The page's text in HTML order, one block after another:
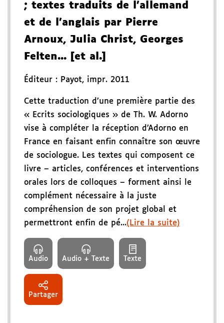
; textes traduits de l'allemand
et de l'anglais par Pierre
Arnoux, Julia Christ, Georges
Felten... [et al.]
Éditeur : Payot, impr. 2011
Cette traduction d’une première partie des
« Ecrits sociologiques » de Th. W. Adorno
vise à compléter la réception d’Adorno en
France en faisant enfin connaître son œuvre
de sociologue. Les textes qui composent ce
livre – articles, conférences et interventions
orales lors de colloques – forment ainsi le
complément nécessaire à la juste
compréhension de son projet global et
permettront enfin de pé...(Lire la suite)
Audio Audio + Texte Texte
Partager